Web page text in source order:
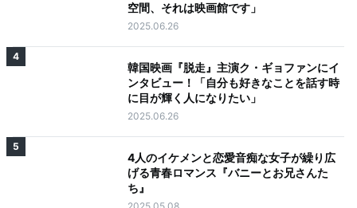
空間、それは映画館です」
2025.06.26
4
韓国映画『脱走』主演ク・ギョファンにイ
ンタビュー！「自分も好きなことを話す時
に目が輝く人になりたい」
2025.06.26
5
4人のイケメンと恋愛音痴な女子が繰り広
げる青春ロマンス『バニーとお兄さんた
ち』